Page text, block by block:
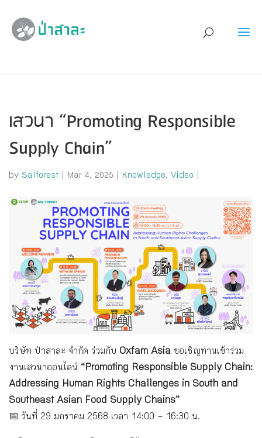
เสวนา “Promoting Responsible
Supply Chain”
by Salforest Mar 4, 2025 Knowledge, Video
บริษัท ป่าสาละ จำกัด ร่วมกับ Oxfam Asia ขอเชิญท่านเข้าร่วม
งานเสวนาออนไลน์ “Promoting Responsible Supply Chain:
Addressing Human Rights Challenges in South and
Southeast Asian Food Supply Chains”
📅 วันที่ 29 มกราคม 2568 เวลา 14:00 – 16:30 น.